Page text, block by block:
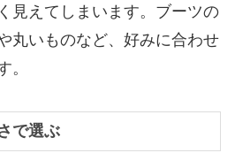
見えてしまいます。ブーツの
丸いものなど、好みに合わせ
。
で選ぶ